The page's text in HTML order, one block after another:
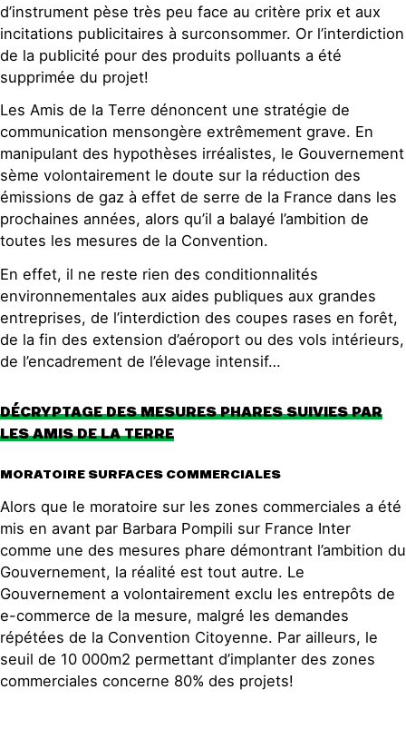
d’instrument pèse très peu face au critère prix et aux
incitations publicitaires à surconsommer. Or l’interdiction
de la publicité pour des produits polluants a été
supprimée du projet!
Les Amis de la Terre dénoncent une stratégie de
communication mensongère extrêmement grave. En
manipulant des hypothèses irréalistes, le Gouvernement
sème volontairement le doute sur la réduction des
émissions de gaz à effet de serre de la France dans les
prochaines années, alors qu’il a balayé l’ambition de
toutes les mesures de la Convention.
En effet, il ne reste rien des conditionnalités
environnementales aux aides publiques aux grandes
entreprises, de l’interdiction des coupes rases en forêt,
de la fin des extension d’aéroport ou des vols intérieurs,
de l’encadrement de l’élevage intensif…
DÉCRYPTAGE DES MESURES PHARES SUIVIES PAR
LES AMIS DE LA TERRE
MORATOIRE SURFACES COMMERCIALES
Alors que le moratoire sur les zones commerciales a été
mis en avant par Barbara Pompili sur France Inter
comme une des mesures phare démontrant l’ambition du
Gouvernement, la réalité est tout autre. Le
Gouvernement a volontairement exclu les entrepôts de
e-commerce de la mesure, malgré les demandes
répétées de la Convention Citoyenne. Par ailleurs, le
seuil de 10 000m2 permettant d’implanter des zones
commerciales concerne 80% des projets!